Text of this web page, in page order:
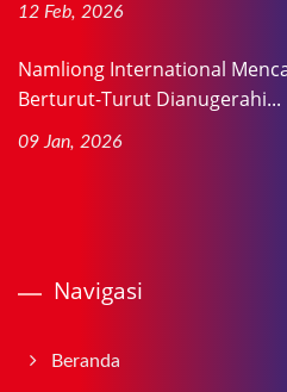
12 Feb, 2026
Namliong International
Berturut-Turut Dianugerahi...
09 Jan, 2026
Navigasi
Beranda